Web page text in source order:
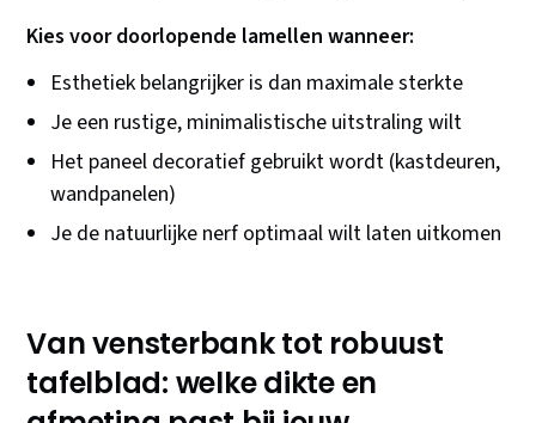
Kies voor doorlopende lamellen wanneer:
Esthetiek belangrijker is dan maximale sterkte
Je een rustige, minimalistische uitstraling wilt
Het paneel decoratief gebruikt wordt (kastdeuren,
wandpanelen)
Je de natuurlijke nerf optimaal wilt laten uitkomen
Van vensterbank tot robuust
tafelblad: welke dikte en